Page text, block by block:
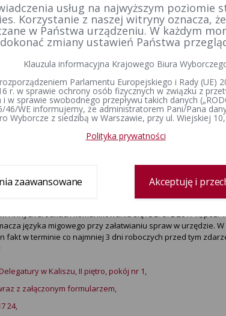
przez obszary kontroli.
jest w budynku Powiatowego Urzędu Pracy
dostępna w dni robocze od poniedziałku do piątku w
Delegatury w Kaliszu, nie jest dostosowany do
w Kaliszu zlokalizowanej na II piętrze budynku
sprawy na parterze budynku z uwagi na ograniczenia
głosowych, pętlach indukcyjnych.
w Kaliszu usytuowane jest po prawej stronie budynku, tzw.
poruszających się na wózku inwalidzkim (podjazd dla
ma oznaczeń w alfabecie Braille'a ani oznaczeń drukiem
w Kaliszu wyposażone są w domofon.
wyznaczonych dla osób
Biura Wyborczego Delegatury w Kaliszu, jest
uzasadnionych ograniczeniach.
Delegatury w Kaliszu, oraz wszystkich
migowego na miejscu lub online.
i innych środkach komunikowania się /Dz. U. z 2017 r.,
języka migowego przy załatwianiu spraw w urzędzie.
fakt w terminie co najmniej 3 dni roboczych przed tym
w Kaliszu, II piętro, pokój nr 1,
z załączonym formularzem,
24,
usług na najwyższym poziomie
Korzystanie z naszej witryny oznacza,
w Państwa urządzeniu. W każdym
dokonać zmiany ustawień Państwa
Klauzula informacyjna Krajowego Biura
Parlamentu Europejskiego i Rady (UE)
r. w sprawie ochrony osób fizycznych w związku z
w sprawie swobodnego przepływu takich danych
46/WE informujemy, że administratorem Pani/Pana
Wyborcze z siedzibą w Warszawie, przy ul. Wiejskiej
Polityka prywatności
zaawansowane Akceptuję i